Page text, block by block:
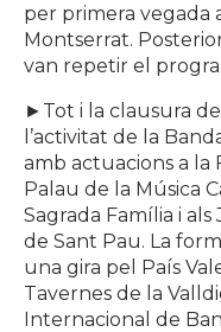
per primera vegada
Montserrat.
van repetir el
►Tot i la clausura
l’activitat de la
amb actuacions a la
Palau de la Música
Sagrada Família i
de Sant Pau. La
una gira pel País
Tavernes de la
Internacional de